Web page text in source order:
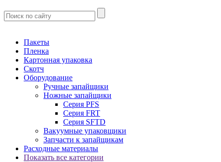
Пакеты
Пленка
Картонная упаковка
Скотч
Оборудование
Ручные запайщики
Ножные запайщики
Серия PFS
Серия FRT
Серия SFTD
Вакуумные упаковщики
Запчасти к запайщикам
Расходные материалы
Показать все категории